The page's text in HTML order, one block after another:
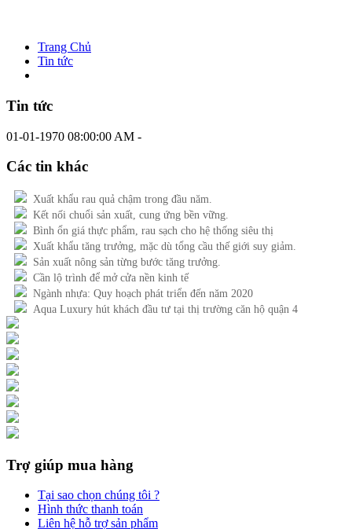
Trang Chủ
Tin tức
Tin tức
01-01-1970 08:00:00 AM -
Các tin khác
Xuất khẩu rau quả chậm trong đầu năm.
Kết nối chuổi sản xuất, cung ứng bền vững.
Bình ổn giá thực phẩm, rau sạch cho hệ thống siêu thị
Xuất khẩu tăng trưởng, mặc dù tổng cầu thế giới suy giảm.
Sản xuất nông sản từng bước tăng trưởng.
Cần lộ trình để mở cửa nền kinh tế
Ngành nhựa: Quy hoạch phát triển đến năm 2020
Aqua Luxury hút khách đầu tư tại thị trường căn hộ quận 4
Trợ giúp mua hàng
Tại sao chọn chúng tôi ?
Hình thức thanh toán
Liên hệ hỗ trợ sản phẩm